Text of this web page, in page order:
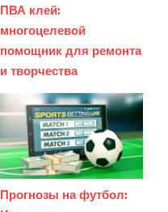
ПВА клей:
многоцелевой
помощник для ремонта
и творчества
Прогнозы на футбол: